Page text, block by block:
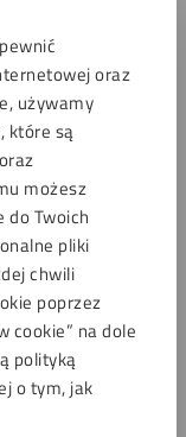
oraz
używamy
które są
możesz
Twoich
pliki
chwili
poprzez
cookie” na dole
polityką
o tym, jak